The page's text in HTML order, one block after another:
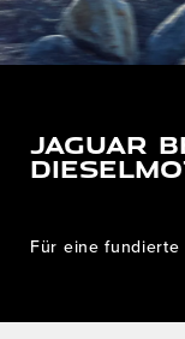
JAGUAR
Für eine fundierte